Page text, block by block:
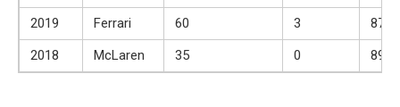
2019
Ferrari 60 3
87.9
2018
McLaren 35 0 89.5